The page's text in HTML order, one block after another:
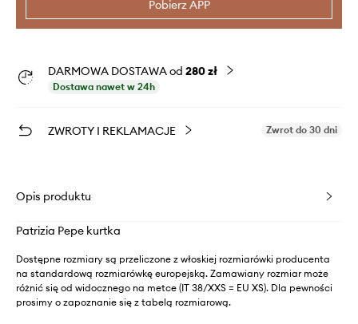
Pobierz APP
DARMOWA DOSTAWA od 280 zł
Dostawa nawet w 24h
ZWROTY I REKLAMACJE Zwrot do 30 dni
Opis produktu
Patrizia Pepe kurtka
Dostępne rozmiary są przeliczone z włoskiej rozmiarówki producenta
na standardową rozmiarówkę europejską. Zamawiany rozmiar może
różnić się od widocznego na metce (IT 38/XXS = EU XS). Dla pewności
prosimy o zapoznanie się z tabelą rozmiarową.